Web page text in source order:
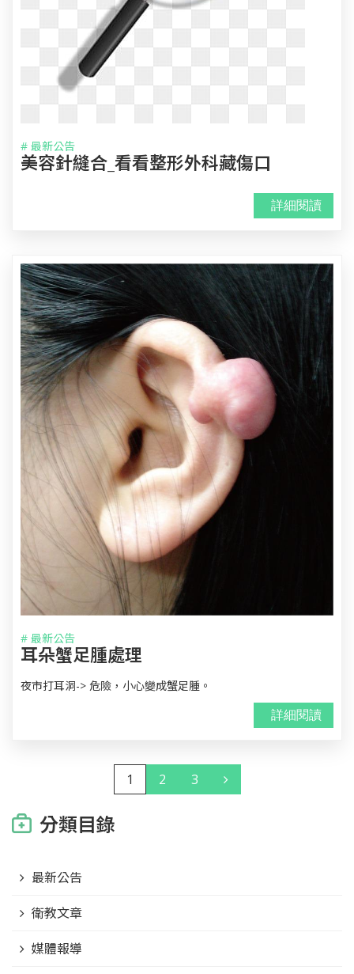
# 最新公告
美容針縫合_看看整形外科藏傷口
詳細閱讀
# 最新公告
耳朵蟹足腫處理
夜市打耳洞-> 危險，小心變成蟹足腫。
詳細閱讀
1 2 3
分類目錄
最新公告
衛教文章
媒體報導